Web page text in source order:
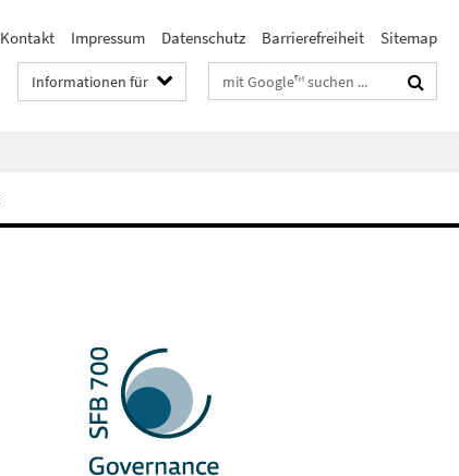
Kontakt Impressum Datenschutz Barrierefreiheit Sitemap
Informationen für Suchbegriffe